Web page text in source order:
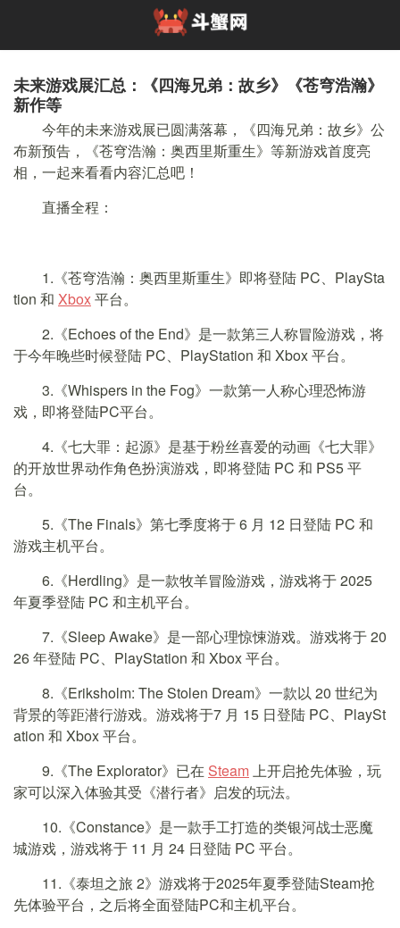
未来游戏展汇总：《四海兄弟：故乡》《苍穹浩瀚》
新作等
今年的未来游戏展已圆满落幕，《四海兄弟：故乡》公
布新预告，《苍穹浩瀚：奥西里斯重生》等新游戏首度亮
相，一起来看看内容汇总吧！
直播全程：
1.《苍穹浩瀚：奥西里斯重生》即将登陆 PC、PlaySta
tion 和 Xbox平台。
2.《Echoes of the End》是一款第三人称冒险游戏，将
于今年晚些时候登陆 PC、PlayStation 和 Xbox 平台。
3.《Whispers in the Fog》一款第一人称心理恐怖游
戏，即将登陆PC平台。
4.《七大罪：起源》是基于粉丝喜爱的动画《七大罪》
的开放世界动作角色扮演游戏，即将登陆 PC 和 PS5 平
台。
5.《The Finals》第七季度将于 6 月 12 日登陆 PC 和
游戏主机平台。
6.《Herdling》是一款牧羊冒险游戏，游戏将于 2025
年夏季登陆 PC 和主机平台。
7.《Sleep Awake》是一部心理惊悚游戏。游戏将于 20
26 年登陆 PC、PlayStation 和 Xbox 平台。
8.《Eriksholm: The Stolen Dream》一款以 20 世纪为
背景的等距潜行游戏。游戏将于7 月 15 日登陆 PC、PlaySt
ation 和 Xbox 平台。
9.《The Explorator》已在 Steam上开启抢先体验，玩
家可以深入体验其受《潜行者》启发的玩法。
10.《Constance》是一款手工打造的类银河战士恶魔
城游戏，游戏将于 11 月 24 日登陆 PC 平台。
11.《泰坦之旅 2》游戏将于2025年夏季登陆Steam抢
先体验平台，之后将全面登陆PC和主机平台。